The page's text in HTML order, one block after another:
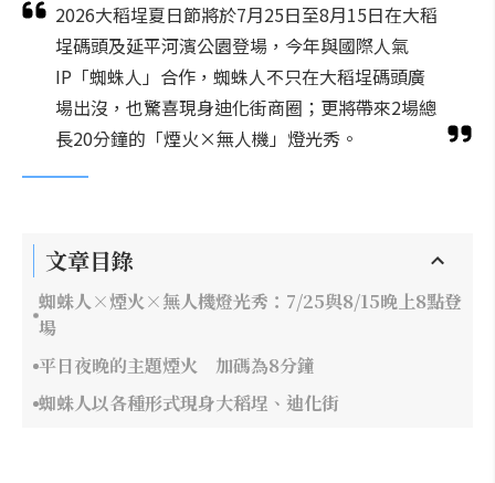
2026大稻埕夏日節將於7月25日至8月15日在大稻
埕碼頭及延平河濱公園登場，今年與國際人氣
IP「蜘蛛人」合作，蜘蛛人不只在大稻埕碼頭廣
場出沒，也驚喜現身迪化街商圈；更將帶來2場總
長20分鐘的「煙火×無人機」燈光秀。
文章目錄
蜘蛛人×煙火×無人機燈光秀：7/25與8/15晚上8點登
場
平日夜晚的主題煙火 加碼為8分鐘
蜘蛛人以各種形式現身大稻埕、迪化街